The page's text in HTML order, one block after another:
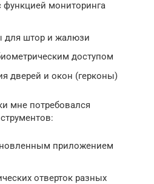
функцией мониторинга
для штор и жалюзи
доступом
дверей и окон (герконы)
мне потребовался
приложением
отверток разных